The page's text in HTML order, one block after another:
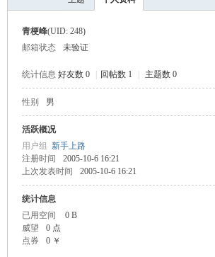
青梗峰(UID: 248)
邮箱状态
未验证
统计信息 好友数 0 回帖数 1 主题数 0
性别 男
活跃概况
用户组 新手上路
注册时间
2005-10-6 16:21
上次发表时间
2005-10-6 16:21
统计信息
已用空间
0 B
威望
0 点
点券
0 ￥